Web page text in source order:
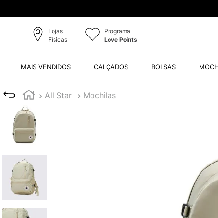
Lojas
Físicas
Programa
Love Points
MAIS VENDIDOS CALÇADOS BOLSAS
All Star Mochilas